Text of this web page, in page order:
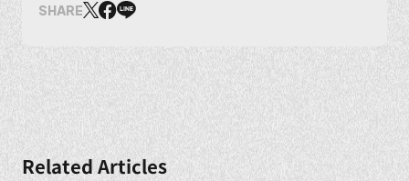
SHARE
Related Articles